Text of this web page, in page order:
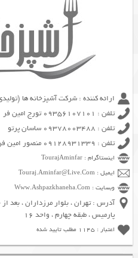
ارائه کننده : شرکت آشپزخانه ها
تلفن : 09356107101 تورج امین فر
تلفن : 09378003488 ساسان پرتو
تلفن : 09128931339 منصور امین فر
اینستاگرام : TourajAminfar
ایمیل : Touraj.Aminfar@Live.Com
وبسایت : Www.Ashpazkhaneha.Com
پارمیس ، طبقه چهارم ، واحد 16
اعتبار : 1145 مطلب تایید شده